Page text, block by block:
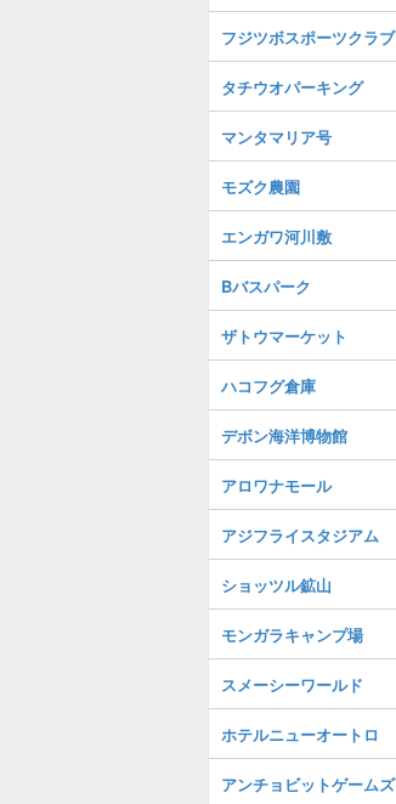
フジツボスポーツクラブ
タチウオパーキング
マンタマリア号
モズク農園
エンガワ河川敷
Bバスパーク
ザトウマーケット
ハコフグ倉庫
デボン海洋博物館
アロワナモール
アジフライスタジアム
ショッツル鉱山
モンガラキャンプ場
スメーシーワールド
ホテルニューオートロ
アンチョビットゲームズ